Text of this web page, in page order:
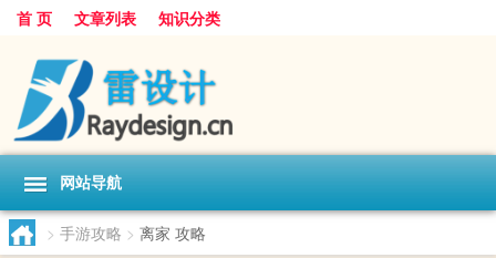
首 页 文章列表 知识分类
网站导航
> 手游攻略 > 离家 攻略